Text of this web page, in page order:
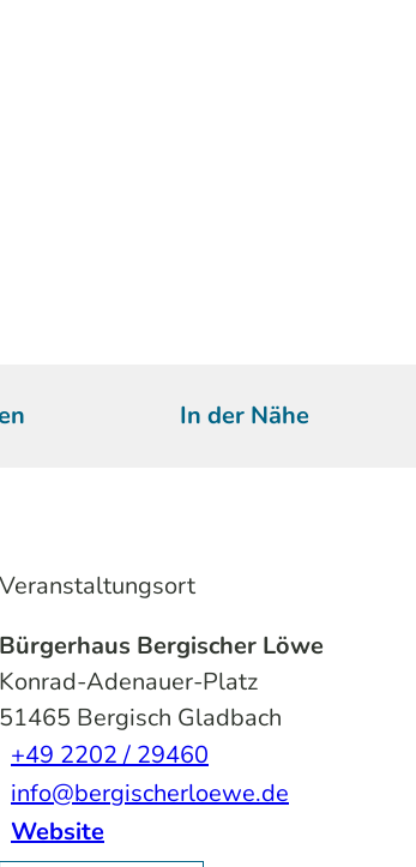
In der Nähe
Veranstaltungsort
Bürgerhaus Bergischer Löwe
Konrad-Adenauer-Platz
51465 Bergisch Gladbach
+49 2202 / 29460
info@bergischerloewe.de
Website